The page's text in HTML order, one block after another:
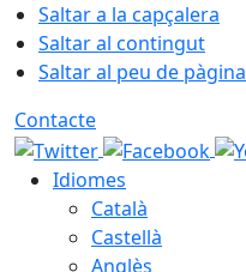
Saltar a la capçalera
Saltar al contingut
Saltar al peu de pàgina
Contacte
Idiomes
Català
Castellà
Anglès